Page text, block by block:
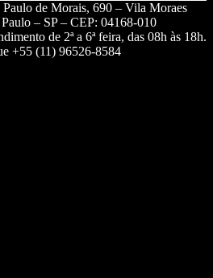
Paulo de Morais, 690 – Vila Moraes
Paulo – SP – CEP: 04168-010
de 2ª a 6ª feira, das 08h às 18h.
+55 (11) 96526-8584